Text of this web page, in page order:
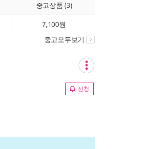
중고상품 (3)
7,100원
중고모두보기
신청